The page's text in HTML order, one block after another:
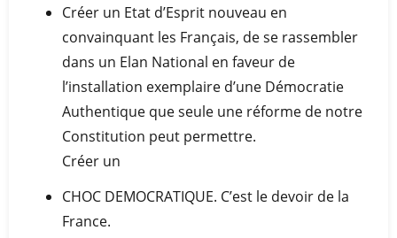
Créer un Etat d’Esprit nouveau en
convainquant les Français, de se rassembler
dans un Elan National en faveur de
l’installation exemplaire d’une Démocratie
Authentique que seule une réforme de notre
Constitution peut permettre.
Créer un
CHOC DEMOCRATIQUE. C’est le devoir de la
France.